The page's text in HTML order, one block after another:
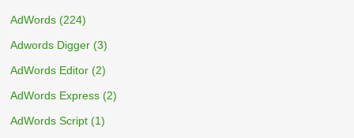
AdWords (224)
Adwords Digger (3)
AdWords Editor (2)
AdWords Express (2)
AdWords Script (1)